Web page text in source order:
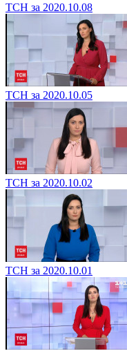
ТСН за 2020.10.08
ТСН за 2020.10.05
ТСН за 2020.10.02
ТСН за 2020.10.01